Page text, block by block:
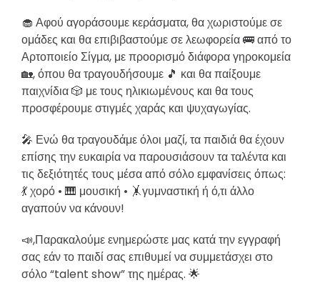
🧁 Αφού αγοράσουμε κεράσματα, θα χωριστούμε σε
ομάδες και θα επιβιβαστούμε σε λεωφορεία 🚌 από το
Αρτοποιείο Σίγμα, με προορισμό διάφορα γηροκομεία
🏡, όπου θα τραγουδήσουμε 🎵 και θα παίξουμε
παιχνίδια 🎲 με τους ηλικιωμένους και θα τους
προσφέρουμε στιγμές χαράς και ψυχαγωγίας.
🎤 Ενώ θα τραγουδάμε όλοι μαζί, τα παιδιά θα έχουν
επίσης την ευκαιρία να παρουσιάσουν τα ταλέντα και
τις δεξιότητές τους μέσα από σόλο εμφανίσεις όπως:
💃 χορό • 🎹 μουσική • 🤸γυμναστική ή ό,τι άλλο
αγαπούν να κάνουν!
📣,Παρακαλούμε ενημερώστε μας κατά την εγγραφή
σας εάν το παιδί σας επιθυμεί να συμμετάσχει στο
σόλο “talent show” της ημέρας. 🌟